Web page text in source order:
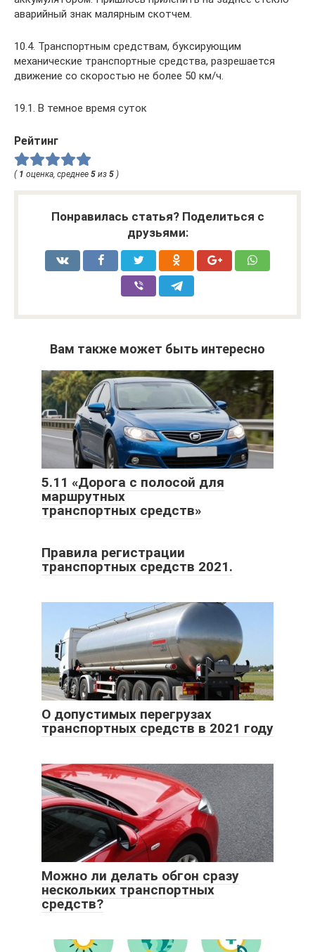
аварийный знак малярным скотчем.
10.4. Транспортным средствам, буксирующим
механические транспортные средства, разрешается
движение со скоростью не более 50 км/ч.
19.1. В темное время суток
Рейтинг
( 1 оценка, среднее 5 из 5 )
Понравилась статья? Поделиться с
друзьями:
Вам также может быть интересно
5.11 «Дорога с полосой для
маршрутных
транспортных средств»
Правила регистрации
транспортных средств 2021.
О допустимых перегрузах
транспортных средств в 2021 году
Можно ли делать обгон сразу
нескольких транспортных
средств?